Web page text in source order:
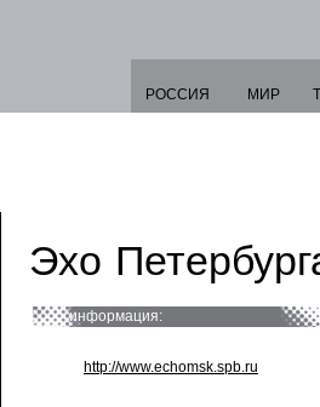
РОССИЯ МИР
Эхо
информация:
http://www.echomsk.spb.ru